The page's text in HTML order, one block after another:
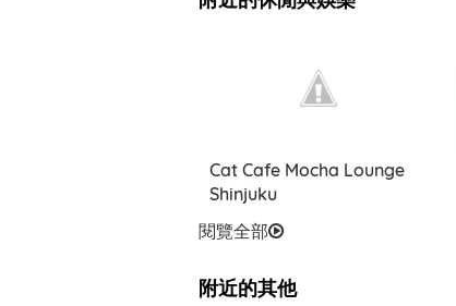
Cat Cafe Mocha Lounge
Shinjuku
閱覽全部
附近的其他